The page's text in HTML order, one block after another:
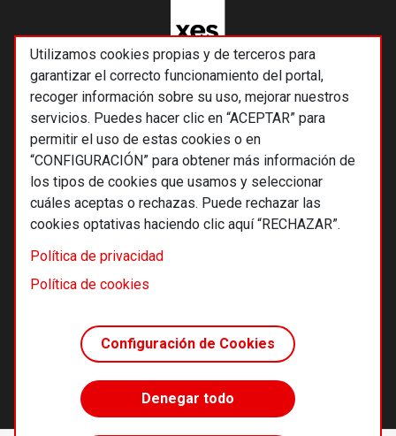
Utilizamos cookies propias y de terceros para
garantizar el correcto funcionamiento del portal,
recoger información sobre su uso, mejorar nuestros
servicios. Puedes hacer clic en “ACEPTAR” para
permitir el uso de estas cookies o en
“CONFIGURACIÓN” para obtener más información de
los tipos de cookies que usamos y seleccionar
cuáles aceptas o rechazas. Puede rechazar las
cookies optativas haciendo clic aquí “RECHAZAR”.
Política de privacidad
Política de cookies
Configuración de Cookies
Denegar todo
© 2026 Alternativas económicas SCCL
Footer
Términos y condiciones de uso
Política de cookies
Principios editoriales